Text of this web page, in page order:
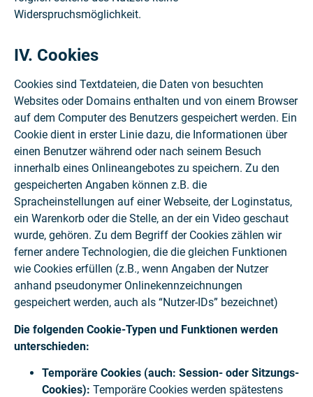
Widerspruchsmöglichkeit.
IV. Cookies
Cookies sind Textdateien, die Daten von besuchten
Websites oder Domains enthalten und von einem Browser
auf dem Computer des Benutzers gespeichert werden. Ein
Cookie dient in erster Linie dazu, die Informationen über
einen Benutzer während oder nach seinem Besuch
innerhalb eines Onlineangebotes zu speichern. Zu den
gespeicherten Angaben können z.B. die
Spracheinstellungen auf einer Webseite, der Loginstatus,
ein Warenkorb oder die Stelle, an der ein Video geschaut
wurde, gehören. Zu dem Begriff der Cookies zählen wir
ferner andere Technologien, die die gleichen Funktionen
wie Cookies erfüllen (z.B., wenn Angaben der Nutzer
anhand pseudonymer Onlinekennzeichnungen
gespeichert werden, auch als “Nutzer-IDs” bezeichnet)
Die folgenden Cookie-Typen und Funktionen werden
unterschieden:
Temporäre Cookies (auch: Session- oder Sitzungs-
Cookies): Temporäre Cookies werden spätestens